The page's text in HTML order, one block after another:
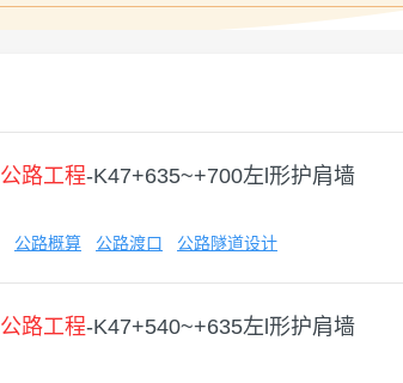
公路工程-K47+635~+700左l形护肩墙
公路概算 公路渡口 公路隧道设计
公路工程-K47+540~+635左l形护肩墙